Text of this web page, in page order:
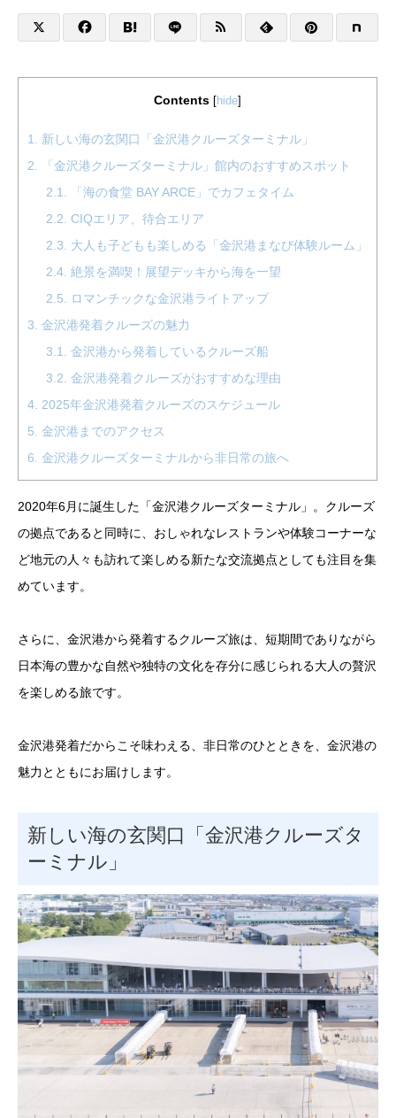
Contents hide
1. 新しい海の玄関口「金沢港クルーズターミナル」
2. 「金沢港クルーズターミナル」館内のおすすめスポット
2.1. 「海の食堂 BAY ARCE」でカフェタイム
2.2. CIQエリア、待合エリア
2.3. 大人も子どもも楽しめる「金沢港まなび体験ルーム」
2.4. 絶景を満喫！展望デッキから海を一望
2.5. ロマンチックな金沢港ライトアップ
3. 金沢港発着クルーズの魅力
3.1. 金沢港から発着しているクルーズ船
3.2. 金沢港発着クルーズがおすすめな理由
4. 2025年金沢港発着クルーズのスケジュール
5. 金沢港までのアクセス
6. 金沢港クルーズターミナルから非日常の旅へ
2020年6月に誕生した「金沢港クルーズターミナル」。クルーズ
の拠点であると同時に、おしゃれなレストランや体験コーナーな
ど地元の人々も訪れて楽しめる新たな交流拠点としても注目を集
めています。
さらに、金沢港から発着するクルーズ旅は、短期間でありながら
日本海の豊かな自然や独特の文化を存分に感じられる大人の贅沢
を楽しめる旅です。
金沢港発着だからこそ味わえる、非日常のひとときを、金沢港の
魅力とともにお届けします。
新しい海の玄関口「金沢港クルーズタ
ーミナル」